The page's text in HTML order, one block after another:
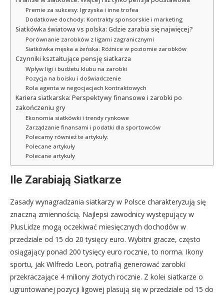
Premie za sukcesy: Igrzyska i inne trofea
Dodatkowe dochody: Kontrakty sponsorskie i marketing
Siatkówka światowa vs polska: Gdzie zarabia się najwięcej?
Porównanie zarobków z ligami zagranicznymi
Siatkówka męska a żeńska: Różnice w poziomie zarobków
Czynniki kształtujące pensję siatkarza
Wpływ ligi i budżetu klubu na zarobki
Pozycja na boisku i doświadczenie
Rola agenta w negocjacjach kontraktowych
Kariera siatkarska: Perspektywy finansowe i zarobki po
zakończeniu gry
Ekonomia siatkówki i trendy rynkowe
Zarządzanie finansami i podatki dla sportowców
Polecamy również te artykuły:
Polecane artykuły
Polecane artykuły
Ile Zarabiają Siatkarze
Zasady wynagradzania siatkarzy w Polsce charakteryzują się
znaczną zmiennością. Najlepsi zawodnicy występujący w
PlusLidze mogą oczekiwać miesięcznych dochodów w
przedziale od 15 do 20 tysięcy euro. Wybitni gracze, często
osiągający ponad 200 tysięcy euro rocznie, to norma. Ikony
sportu, jak Wilfredo Leon, potrafią generować zarobki
przekraczające 4 miliony złotych rocznie. Z kolei siatkarze o
ugruntowanej pozycji ligowej plasują się w przedziale od 15 do